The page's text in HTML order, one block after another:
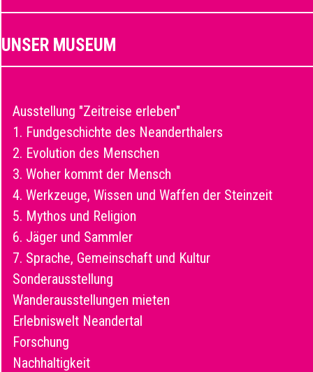
UNSER MUSEUM
Ausstellung "Zeitreise erleben"
1. Fundgeschichte des Neanderthalers
2. Evolution des Menschen
3. Woher kommt der Mensch
4. Werkzeuge, Wissen und Waffen der Steinzeit
5. Mythos und Religion
6. Jäger und Sammler
7. Sprache, Gemeinschaft und Kultur
Sonderausstellung
Wanderausstellungen mieten
Erlebniswelt Neandertal
Forschung
Nachhaltigkeit